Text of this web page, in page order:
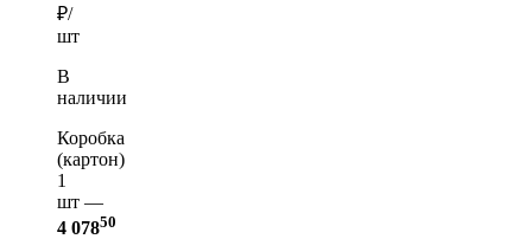
₽/
шт
В
наличии
Коробка
(картон)
1
шт —
4 07850